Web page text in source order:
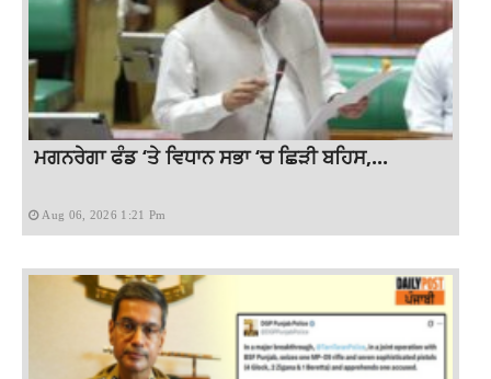
ਮਗਨਰੇਗਾ ਫੰਡ ‘ਤੇ ਵਿਧਾਨ ਸਭਾ ‘ਚ ਛਿੜੀ ਬਹਿਸ,...
Aug 06, 2026 1:21 Pm